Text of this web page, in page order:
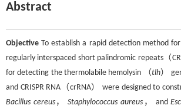
Abstract
Objective To establish a rapid detection method
regularly interspaced short palindromic repeats（
for detecting the thermolabile hemolysin （tlh）
and CRISPR RNA（crRNA） were designed to
Bacillus cereus，Staphylococcus aureus， and